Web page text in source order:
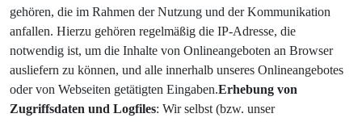
gehören, die im Rahmen der Nutzung und der Kommunikation
anfallen. Hierzu gehören regelmäßig die IP-Adresse, die
notwendig ist, um die Inhalte von Onlineangeboten an Browser
ausliefern zu können, und alle innerhalb unseres Onlineangebotes
oder von Webseiten getätigten Eingaben.Erhebung von
Zugriffsdaten und Logfiles: Wir selbst (bzw. unser